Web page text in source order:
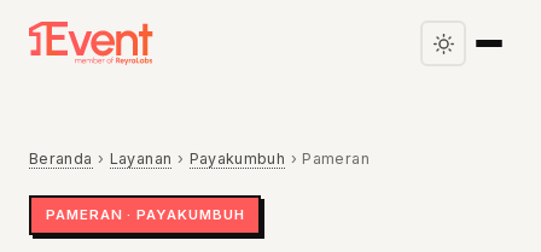
Beranda › Layanan › Payakumbuh › Pameran
PAMERAN · PAYAKUMBUH